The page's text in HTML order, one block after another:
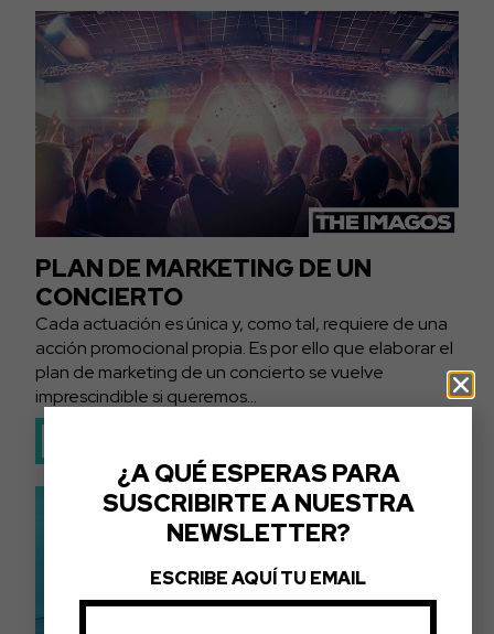
PLAN DE MARKETING DE UN
CONCIERTO
Cada actuación es única y, como tal, requiere de una
acción promocional propia. Es por ello que elaborar el
plan de marketing de un concierto se vuelve
imprescindible si queremos...
¿A QUÉ ESPERAS PARA
SUSCRIBIRTE A NUESTRA
NEWSLETTER?
ESCRIBE AQUÍ TU EMAIL